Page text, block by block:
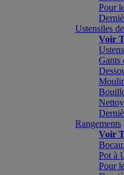
Pour
Ustensiles
Voir
Gants
Rangements
Voir
Pot à
Pour